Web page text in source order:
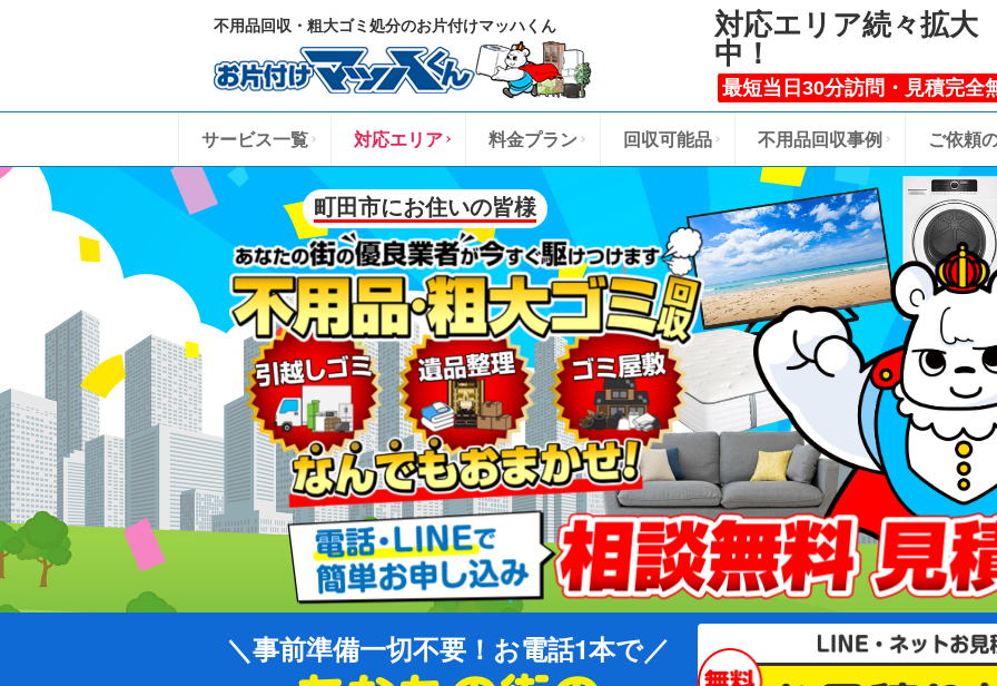
不用品回収・粗大ゴミ処分のお片付けマッハくん 対応エリア続々拡大
中！
最短当日30分訪問・見積完全
サービス一覧 対応エリア 料金プラン 回収可能品 不用品回収事例 ご依頼
町田市にお住いの皆様
事前準備一切不要！お電話1本で